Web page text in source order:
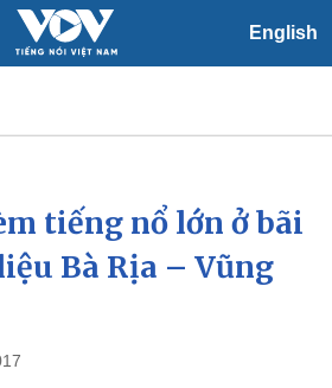
English
Xã hội
Tin 24h
Dự báo thời tiết
tiếng nổ lớn ở bãi
Bà Rịa – Vũng